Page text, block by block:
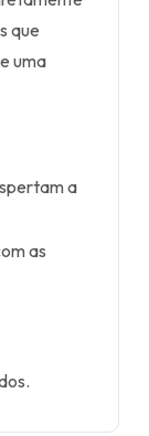
que
uma
a
as